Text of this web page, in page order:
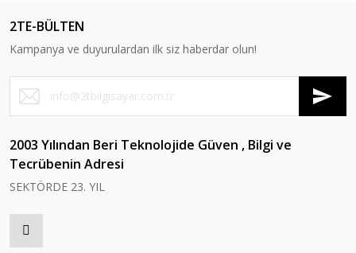
2TE-BÜLTEN
Kampanya ve duyurulardan ilk siz haberdar olun!
2003 Yılından Beri Teknolojide Güven , Bilgi ve
Tecrübenin Adresi
SEKTÖRDE 23. YIL